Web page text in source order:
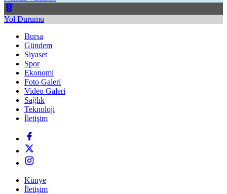
Yol Durumu
Bursa
Gündem
Siyaset
Spor
Ekonomi
Foto Galeri
Video Galeri
Sağlık
Teknoloji
İletişim
Künye
İletişim